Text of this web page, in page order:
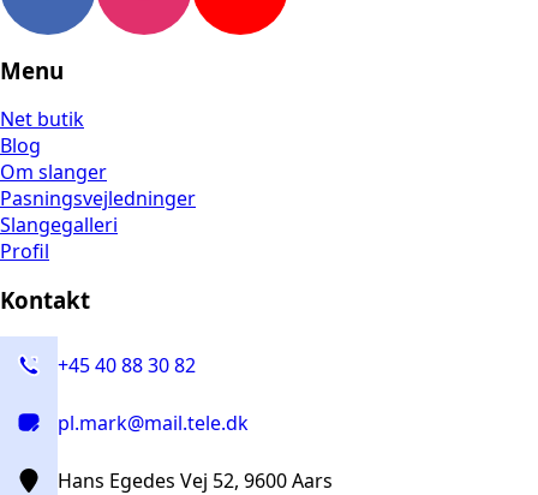
Menu
Net butik
Blog
Om slanger
Pasningsvejledninger
Slangegalleri
Profil
Kontakt
+45 40 88 30 82
pl.mark@mail.tele.dk
Hans Egedes Vej 52, 9600 Aars